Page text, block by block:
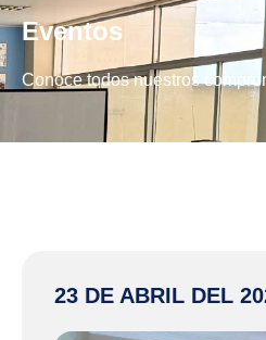
Eventos
Conoce todos nuestros
23 DE ABRIL DEL